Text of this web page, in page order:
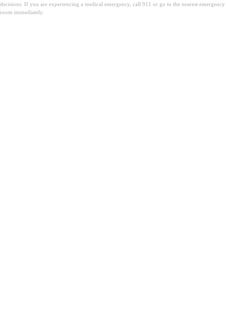
decisions. If you are experiencing a medical emergency, call 911 or go to the nearest emergency
room immediately.